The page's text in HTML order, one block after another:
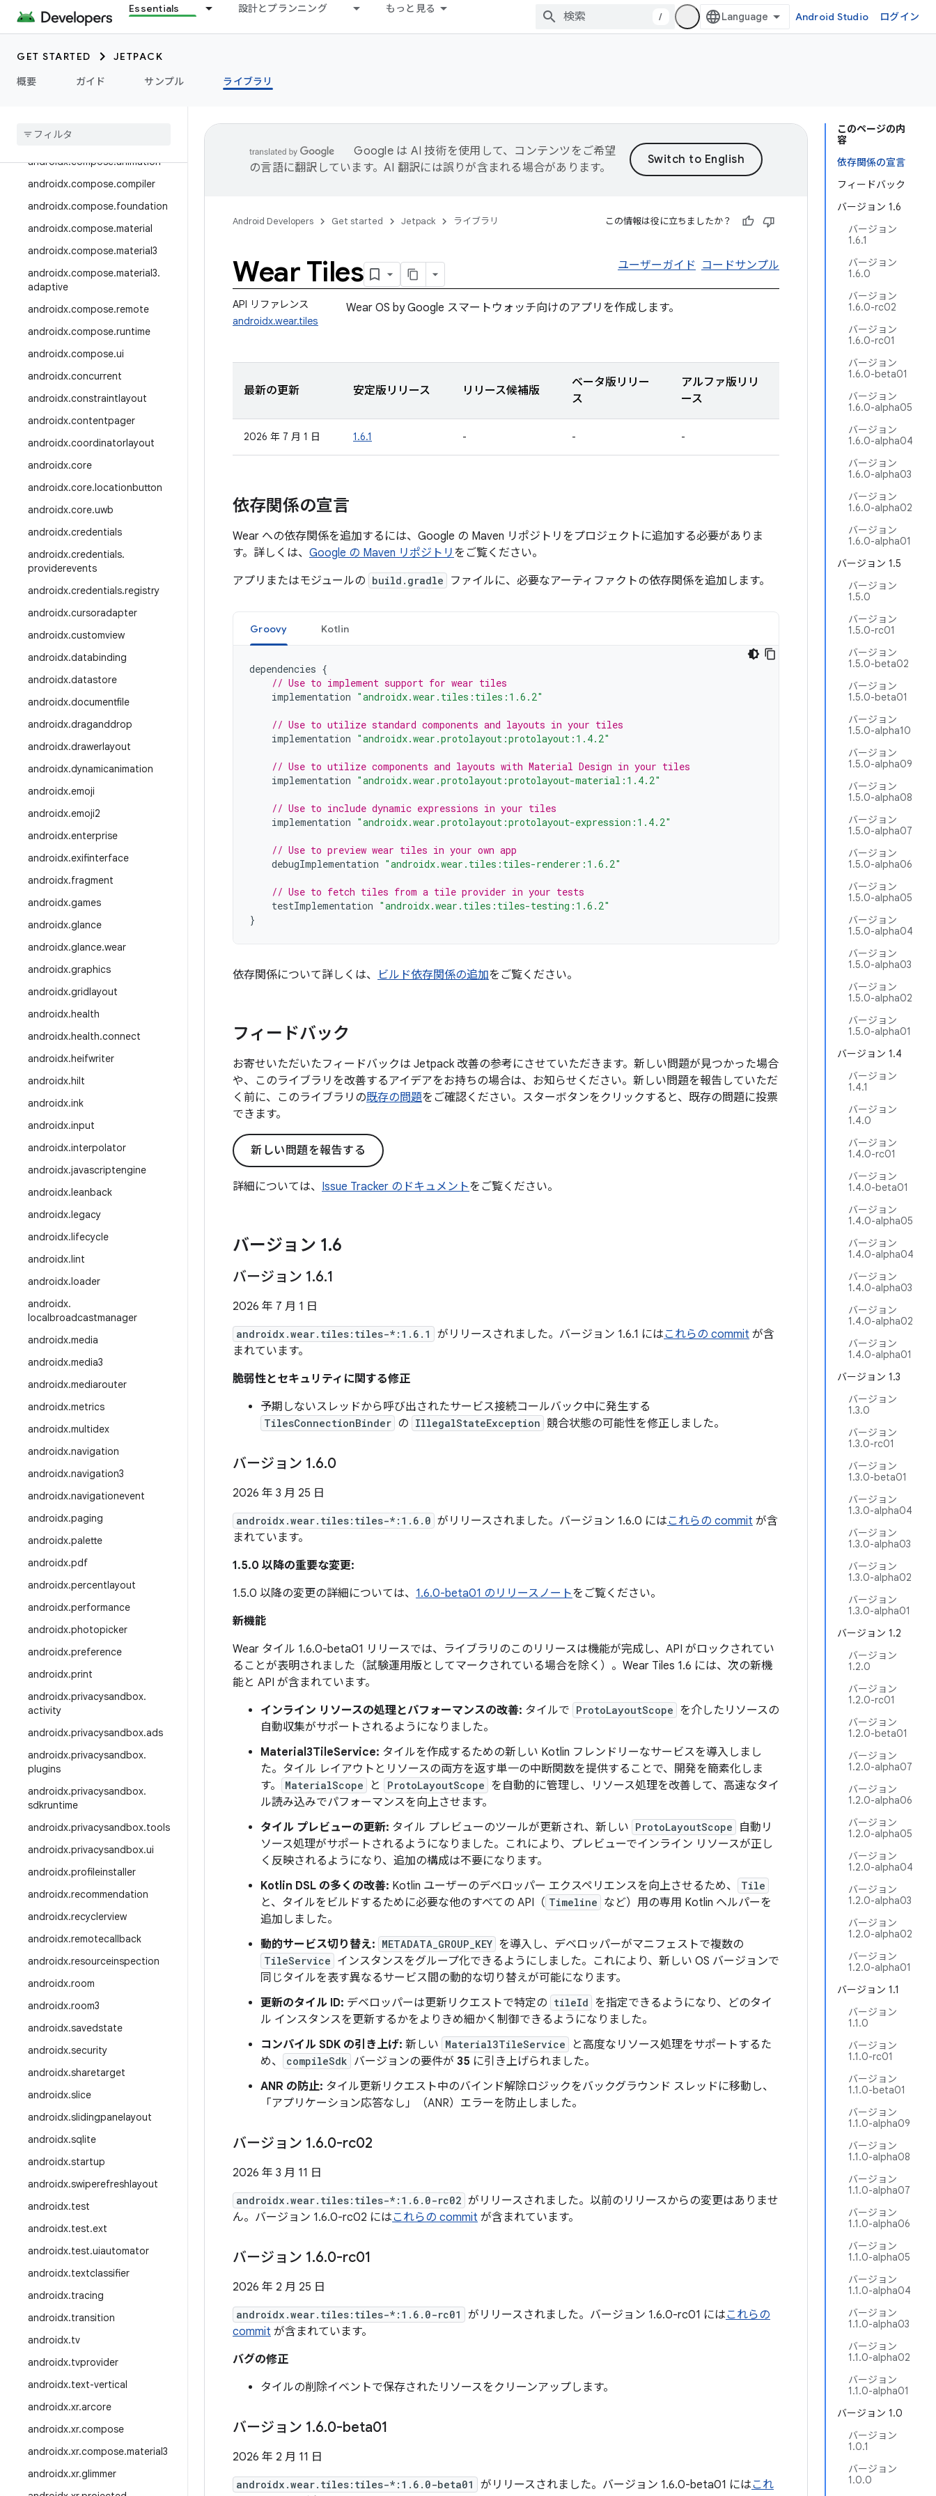
Essentials 設計とプランニング もっと見る
/ Android Studio ログイン
GET STARTED
JETPACK
概要
ガイド サンプル ライブラリ
androidx.camera.media3
androidx.camera.viewfinder
androidx.car
androidx.
androidx.compose.animation
androidx.compose.compiler
androidx.compose.foundation
androidx.compose.material
androidx.compose.material3
androidx.compose.material3.
adaptive
androidx.compose.remote
androidx.compose.runtime
androidx.compose.ui
androidx.concurrent
androidx.constraintlayout
androidx.contentpager
androidx.coordinatorlayout
androidx.core
androidx.core.locationbutton
androidx.core.uwb
androidx.credentials
androidx.credentials.
providerevents
androidx.credentials.registry
androidx.cursoradapter
androidx.customview
androidx.databinding
androidx.datastore
androidx.documentfile
androidx.draganddrop
androidx.drawerlayout
androidx.dynamicanimation
androidx.emoji
androidx.emoji2
androidx.enterprise
androidx.exifinterface
androidx.fragment
androidx.games
androidx.glance
androidx.glance.wear
androidx.graphics
androidx.gridlayout
androidx.health
androidx.health.connect
androidx.heifwriter
androidx.hilt
androidx.ink
androidx.input
androidx.interpolator
androidx.javascriptengine
androidx.leanback
androidx.legacy
androidx.lifecycle
androidx.lint
androidx.loader
androidx.
localbroadcastmanager
androidx.media
androidx.media3
androidx.mediarouter
androidx.metrics
androidx.multidex
androidx.navigation
androidx.navigation3
androidx.navigationevent
androidx.paging
androidx.palette
androidx.pdf
androidx.percentlayout
androidx.performance
androidx.photopicker
androidx.preference
androidx.print
androidx.privacysandbox.
activity
androidx.privacysandbox.ads
androidx.privacysandbox.
plugins
androidx.privacysandbox.
sdkruntime
androidx.privacysandbox.tools
androidx.privacysandbox.ui
androidx.profileinstaller
androidx.recommendation
androidx.recyclerview
androidx.remotecallback
androidx.resourceinspection
androidx.room
androidx.room3
androidx.savedstate
androidx.security
androidx.sharetarget
androidx.slice
androidx.slidingpanelayout
androidx.sqlite
androidx.startup
androidx.swiperefreshlayout
androidx.test
androidx.test.ext
androidx.test.uiautomator
androidx.textclassifier
androidx.tracing
androidx.transition
androidx.tv
androidx.tvprovider
androidx.text-vertical
androidx.xr.arcore
androidx.xr.compose
androidx.xr.compose.material3
androidx.xr.glimmer
このページの内
容
依存関係の宣言
フィードバック
バージョン 1.6
バージョン
1.6.1
バージョン
1.6.0
バージョン
1.6.0-rc02
バージョン
1.6.0-rc01
バージョン
1.6.0-beta01
バージョン
1.6.0-alpha05
バージョン
1.6.0-alpha04
バージョン
1.6.0-alpha03
バージョン
1.6.0-alpha02
バージョン
1.6.0-alpha01
バージョン 1.5
バージョン
1.5.0
バージョン
1.5.0-rc01
バージョン
1.5.0-beta02
バージョン
1.5.0-beta01
バージョン
1.5.0-alpha10
バージョン
1.5.0-alpha09
バージョン
1.5.0-alpha08
バージョン
1.5.0-alpha07
バージョン
1.5.0-alpha06
バージョン
1.5.0-alpha05
バージョン
1.5.0-alpha04
バージョン
1.5.0-alpha03
バージョン
1.5.0-alpha02
バージョン
1.5.0-alpha01
バージョン 1.4
バージョン
1.4.1
バージョン
1.4.0
バージョン
1.4.0-rc01
バージョン
1.4.0-beta01
バージョン
1.4.0-alpha05
バージョン
1.4.0-alpha04
バージョン
1.4.0-alpha03
バージョン
1.4.0-alpha02
バージョン
1.4.0-alpha01
バージョン 1.3
バージョン
1.3.0
バージョン
1.3.0-rc01
バージョン
1.3.0-beta01
バージョン
1.3.0-alpha04
バージョン
1.3.0-alpha03
バージョン
1.3.0-alpha02
バージョン
1.3.0-alpha01
バージョン 1.2
バージョン
1.2.0
バージョン
1.2.0-rc01
バージョン
1.2.0-beta01
バージョン
1.2.0-alpha07
バージョン
1.2.0-alpha06
バージョン
1.2.0-alpha05
バージョン
1.2.0-alpha04
バージョン
1.2.0-alpha03
バージョン
1.2.0-alpha02
バージョン
1.2.0-alpha01
バージョン 1.1
バージョン
1.1.0
バージョン
1.1.0-rc01
バージョン
1.1.0-beta01
バージョン
1.1.0-alpha09
バージョン
1.1.0-alpha08
バージョン
1.1.0-alpha07
バージョン
1.1.0-alpha06
バージョン
1.1.0-alpha05
バージョン
1.1.0-alpha04
バージョン
1.1.0-alpha03
バージョン
1.1.0-alpha02
バージョン
1.1.0-alpha01
バージョン 1.0
バージョン
1.0.1
バージョン
1.0.0
Google は AI 技術を使用して、コンテンツをご希望
の言語に翻訳しています。AI 翻訳には誤りが含まれる場合があります。
Android Developers Get started Jetpack ライブラリ この情報は役に立ちましたか？
Wear Tiles ユーザーガイド コードサンプル
API リファレンス
androidx.wear.tiles
Wear OS by Google スマートウォッチ向けのアプリを作成します。
最新の更新 安定版リリース リリース候補版
ベータ版リリー
ス
アルファ版リリ
ース
2026 年 7 月 1 日 1.6.1 - - -
依存関係の宣言
Wear への依存関係を追加するには、Google の Maven リポジトリをプロジェクトに追加する必要がありま
す。詳しくは、 Google の Maven リポジトリ をご覧ください。
アプリまたはモジュールの build.gradle ファイルに、必要なアーティファクトの依存関係を追加します。
Groovy Kotlin
dependencies {
// Use to implement support for wear tiles
implementation "androidx.wear.tiles:tiles:1.6.2"
// Use to utilize standard components and layouts in your tiles
implementation "androidx.wear.protolayout:protolayout:1.4.2"
// Use to utilize components and layouts with Material Design in your tiles
implementation "androidx.wear.protolayout:protolayout-material:1.4.2"
// Use to include dynamic expressions in your tiles
implementation "androidx.wear.protolayout:protolayout-expression:1.4.2"
// Use to preview wear tiles in your own app
debugImplementation "androidx.wear.tiles:tiles-renderer:1.6.2"
// Use to fetch tiles from a tile provider in your tests
testImplementation "androidx.wear.tiles:tiles-testing:1.6.2"
}
依存関係について詳しくは、 ビルド依存関係の追加をご覧ください。
フィードバック
お寄せいただいたフィードバックは Jetpack 改善の参考にさせていただきます。新しい問題が見つかった場合
や、このライブラリを改善するアイデアをお持ちの場合は、お知らせください。新しい問題を報告していただ
く前に、このライブラリの既存の問題をご確認ください。スターボタンをクリックすると、既存の問題に投票
できます。
新しい問題を報告する
詳細については、 Issue Tracker のドキュメントをご覧ください。
バージョン 1.6
バージョン 1.6.1
2026 年 7 月 1 日
androidx.wear.tiles:tiles-*:1.6.1 がリリースされました。バージョン 1.6.1 にはこれらの commit が含
まれています。
脆弱性とセキュリティに関する修正
予期しないスレッドから呼び出されたサービス接続コールバック中に発生する
TilesConnectionBinder の IllegalStateException 競合状態の可能性を修正しました。
バージョン 1.6.0
2026 年 3 月 25 日
androidx.wear.tiles:tiles-*:1.6.0 がリリースされました。バージョン 1.6.0 にはこれらの commit が含
まれています。
1.5.0 以降の重要な変更:
1.5.0 以降の変更の詳細については、 1.6.0-beta01 のリリースノートをご覧ください。
新機能
Wear タイル 1.6.0-beta01 リリースでは、ライブラリのこのリリースは機能が完成し、API がロックされてい
ることが表明されました（試験運用版としてマークされている場合を除く）。Wear Tiles 1.6 には、次の新機
能と API が含まれています。
インライン リソースの処理とパフォーマンスの改善: タイルで ProtoLayoutScope を介したリソースの
自動収集がサポートされるようになりました。
Material3TileService: タイルを作成するための新しい Kotlin フレンドリーなサービスを導入しまし
た。タイル レイアウトとリソースの両方を返す単一の中断関数を提供することで、開発を簡素化しま
す。
MaterialScope と ProtoLayoutScope を自動的に管理し、リソース処理を改善して、高速なタイ
ル読み込みでパフォーマンスを向上させます。
タイル プレビューの更新: タイル プレビューのツールが更新され、新しい ProtoLayoutScope
自動リ
ソース処理がサポートされるようになりました。これにより、プレビューでインライン リソースが正し
く反映されるようになり、追加の構成は不要になります。
Kotlin DSL の多くの改善: Kotlin ユーザーのデベロッパー エクスペリエンスを向上させるため、 Tile
と、タイルをビルドするために必要な他のすべての API（ Timeline など）用の専用 Kotlin ヘルパーを
追加しました。
動的サービス切り替え: METADATA_GROUP_KEY を導入し、デベロッパーがマニフェストで複数の
TileService インスタンスをグループ化できるようにしました。これにより、新しい OS バージョンで
同じタイルを表す異なるサービス間の動的な切り替えが可能になります。
更新のタイル ID: デベロッパーは更新リクエストで特定の tileId を指定できるようになり、どのタイ
ル インスタンスを更新するかをよりきめ細かく制御できるようになりました。
コンパイル SDK の引き上げ: 新しい Material3TileService
と高度なリソース処理をサポートするた
め、
compileSdk バージョンの要件が 35 に引き上げられました。
ANR の防止: タイル更新リクエスト中のバインド解除ロジックをバックグラウンド スレッドに移動し、
「アプリケーション応答なし」（ANR）エラーを防止しました。
バージョン 1.6.0-rc02
2026 年 3 月 11 日
androidx.wear.tiles:tiles-*:1.6.0-rc02 がリリースされました。以前のリリースからの変更はありませ
ん。バージョン 1.6.0-rc02 にはこれらの commit が含まれています。
バージョン 1.6.0-rc01
2026 年 2 月 25 日
androidx.wear.tiles:tiles-*:1.6.0-rc01 がリリースされました。バージョン 1.6.0-rc01 にはこれらの
commit が含まれています。
バグの修正
タイルの削除イベントで保存されたリソースをクリーンアップします。
バージョン 1.6.0-beta01
2026 年 2 月 11 日
androidx.wear.tiles:tiles-*:1.6.0-beta01 がリリースされました。バージョン 1.6.0-beta01 にはこれ